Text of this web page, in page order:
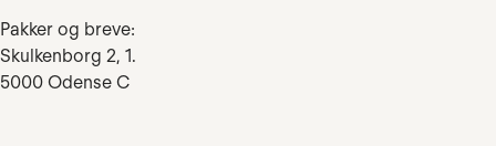
Pakker og breve:
Skulkenborg 2, 1.
5000 Odense C